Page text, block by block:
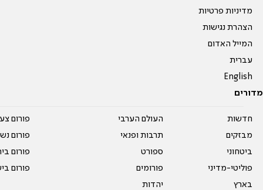
מדיניות פרטיות
הצהרת נגישות
המייל האדום
עברית
English
מדורים
חדשות
מבזקים
ביטחוני
פוליטי-מדיני
בארץ
העולם הערבי
תרבות ופנאי
ספורט
פורומים
יהדות
פורום
פורום
פורום
פורום